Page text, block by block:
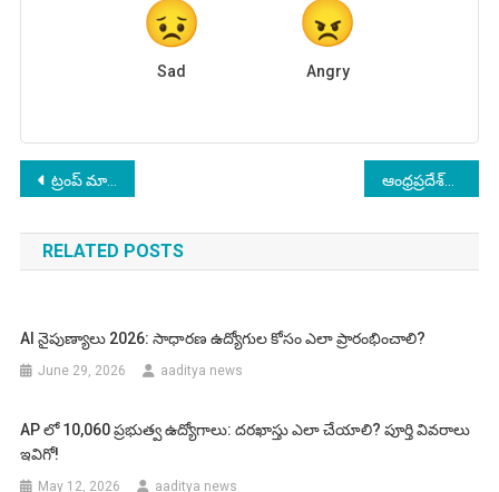
Sad Angry
Post
navigation
ట్రంప్ మాటల్ని లెక్కచేయని తాలిబన్లు – పరిస్థితి ఏవైపు? ఆంధ్రప్రదేశ్‌కి కేంద్రం శుభవార్త.. పెద్ద మొత్తంలో ఫండ్స్ రిలీజ్
RELATED POSTS
AI నైపుణ్యాలు 2026: సాధారణ ఉద్యోగుల కోసం ఎలా ప్రారంభించాలి?
June 29, 2026 aaditya news
AP లో 10,060 ప్రభుత్వ ఉద్యోగాలు: దరఖాస్తు ఎలా చేయాలి? పూర్తి వివరాలు
ఇవిగో!
May 12, 2026 aaditya news